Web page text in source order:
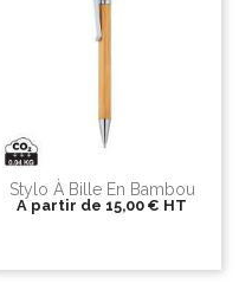
Stylo À Bille En Bambou
A partir de 15,00 € HT